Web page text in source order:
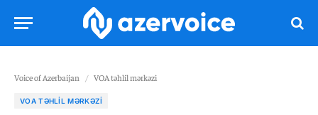
Voice of Azerbaijan / VOA təhlil mərkəzi
VOA TƏHLIL MƏRKƏZI